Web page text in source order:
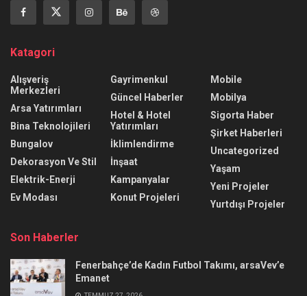
Katagori
Alışveriş
Merkezleri
Arsa Yatırımları
Bina Teknolojileri
Bungalov
Dekorasyon Ve Stil
Elektrik-Enerji
Ev Modası
Gayrimenkul
Güncel Haberler
Hotel & Hotel
Yatırımları
İklimlendirme
İnşaat
Kampanyalar
Konut Projeleri
Mobile
Mobilya
Sigorta Haber
Şirket Haberleri
Uncategorized
Yaşam
Yeni Projeler
Yurtdışı Projeler
Son Haberler
Fenerbahçe’de Kadın Futbol Takımı, arsaVev’e
Emanet